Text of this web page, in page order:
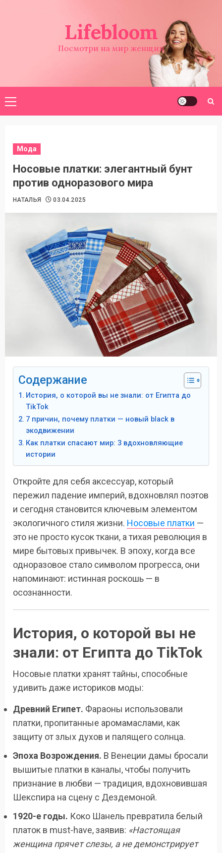
Lifebloom
Посмотри на мир женщин
Основное
меню
Мода
Носовые платки: элегантный бунт
против одноразового мира
НАТАЛЬЯ 03.04.2025
Содержание
История, о которой вы не знали: от Египта до
TikTok
7 причин, почему платки — новый black в
экодвижении
Как платки спасают мир: 3 вдохновляющие
истории
Откройте для себя аксессуар, который
пережил падение империй, вдохновлял поэтов
и сегодня становится ключевым элементом
экологичного стиля жизни. Носовые платки —
это не просто кусок ткани, а тихая революция в
мире бытовых привычек. В эпоху, когда все
одноразовое стало символом прогресса, они
напоминают: истинная роскошь — в
осознанности.
История, о которой вы не
знали: от Египта до TikTok
Носовые платки хранят тайны, способные
удивить даже историков моды:
Древний Египет. Фараоны использовали
платки, пропитанные аромамаслами, как
защиту от злых духов и палящего солнца.
Эпоха Возрождения. В Венеции дамы бросали
вышитые платки в каналы, чтобы получить
признание в любви — традиция, вдохновившая
Шекспира на сцену с Дездемоной.
1920-е годы. Коко Шанель превратила белый
платок в must-have, заявив: «Настоящая
женщина прячет слезы, а не демонстрирует